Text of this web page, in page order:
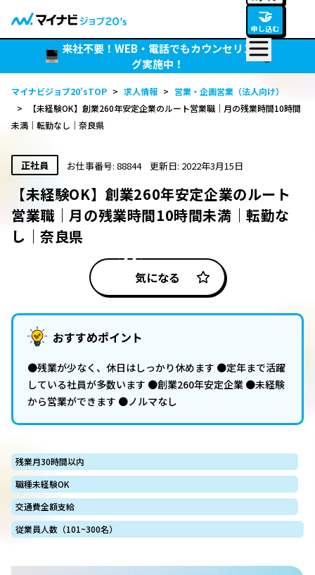
🤝
申し込む
来社不要！WEB・電話でもカウンセリン
グ実施中！
マイナビジョブ20’sTOP > 求人情報 > 営業・企画営業（法人向け）
>
【未経験OK】創業260年安定企業のルート営業職｜月の残業時間10時間
未満｜転勤なし｜奈良県
正社員 お仕事番号: 88844 更新日: 2022年3月15日
【未経験OK】創業260年安定企業のルート
営業職｜月の残業時間10時間未満｜転勤な
し｜奈良県
気になる
おすすめポイント
●残業が少なく、休日はしっかり休めます ●定年まで活躍
している社員が多数います ●創業260年安定企業 ●未経験
から営業ができます ●ノルマなし
残業月30時間以内
職種未経験OK
交通費全額支給
従業員人数（101~300名）